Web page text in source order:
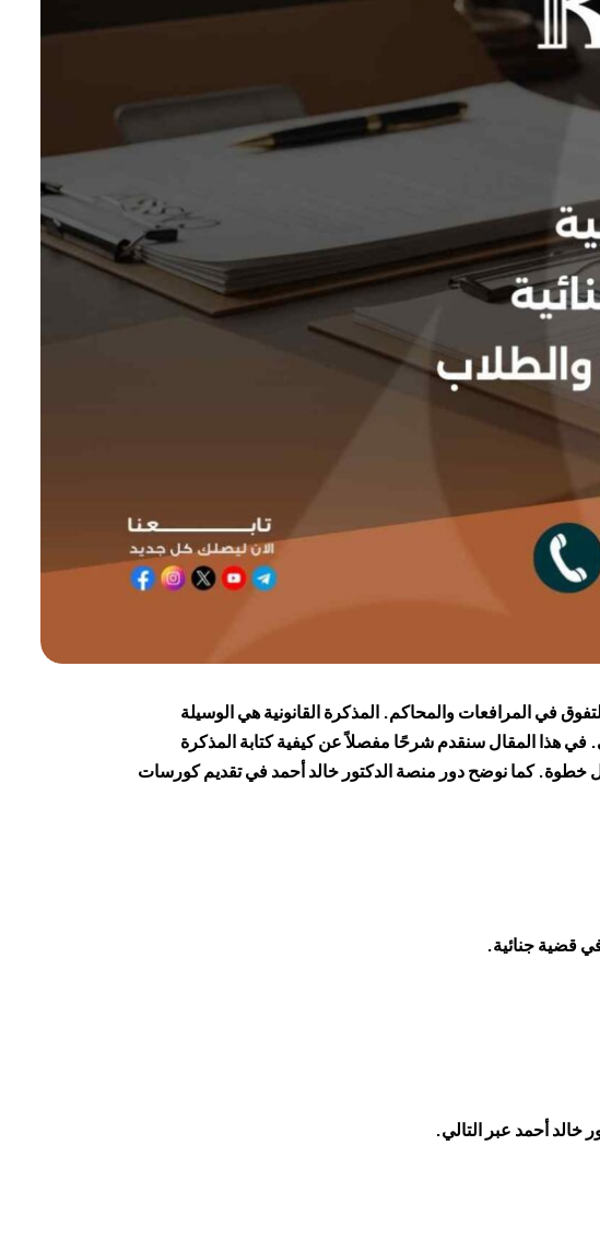
في المرافعات والمحاكم. المذكرة القانونية هي الوسيلة
في هذا المقال سنقدم شرحًا مفصلاً عن كيفية كتابة المذكرة
لكل خطوة. كما نوضح دور منصة الدكتور خالد أحمد في تقديم كورسات
في قضية جنائية.
خالد أحمد عبر التالي.